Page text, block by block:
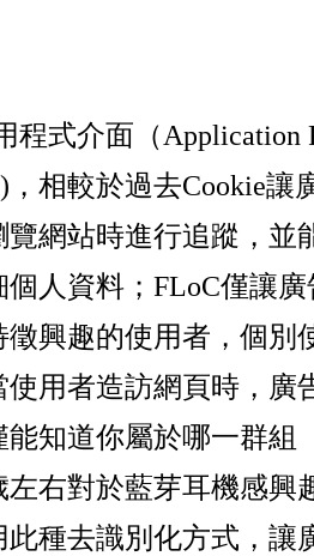
程式介面（Application
，相較於過去Cookie讓
覽網站時進行追蹤，並
個人資料；FLoC僅讓
徵興趣的使用者，個別
使用者造訪網頁時，廣
知道你屬於哪一群組
左右對於藍芽耳機感興
此種去識別化方式，讓